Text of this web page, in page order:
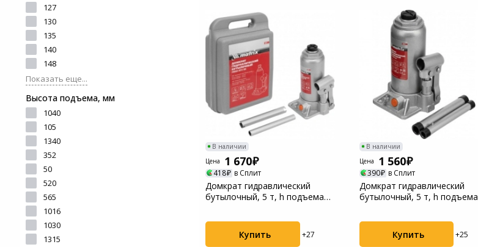
127
130
135
140
148
Показать еще...
Высота подъема, мм
1040
105
1340
352
50
520
565
1016
1030
1315
В наличии
Цена
1 670
418 в Сплит
Домкрат гидравлический
бутылочный, 5 т, h подъема
Купить +27
В наличии
Цена
1 560
390 в Сплит
Домкрат гидравлический
бутылочный, 5 т, h подъема
Купить +25
Пылесосы садовые
Мотоблоки
Системы
видеонаблюдения
Уцененные товары